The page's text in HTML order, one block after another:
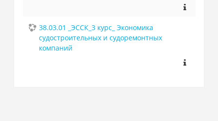
38.03.01 _ЭССК_3 курс_ Экономика
судостроительных и судоремонтных
компаний